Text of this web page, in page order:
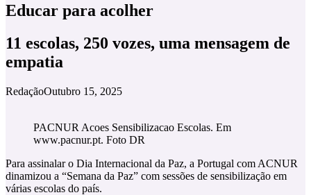
Educar para acolher
11 escolas, 250 vozes, uma mensagem de
empatia
RedaçãoOutubro 15, 2025
PACNUR Acoes Sensibilizacao Escolas. Em
www.pacnur.pt. Foto DR
Para assinalar o Dia Internacional da Paz, a Portugal com ACNUR
dinamizou a “Semana da Paz” com sessões de sensibilização em
várias escolas do país.